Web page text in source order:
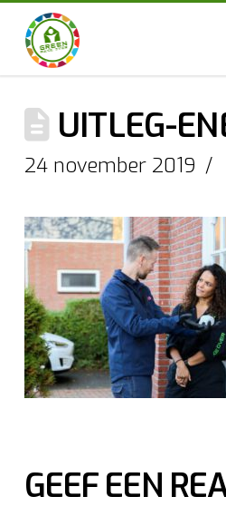
UITLEG-
24 november 2019
GEEF EEN